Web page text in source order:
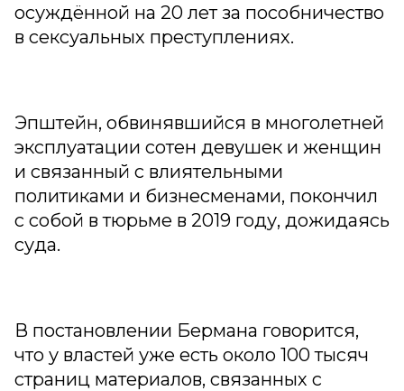
осуждённой на 20 лет за пособничество
в сексуальных преступлениях.
Эпштейн, обвинявшийся в многолетней
эксплуатации сотен девушек и женщин
и связанный с влиятельными
политиками и бизнесменами, покончил
с собой в тюрьме в 2019 году, дожидаясь
суда.
В постановлении Бермана говорится,
что у властей уже есть около 100 тысяч
страниц материалов, связанных с